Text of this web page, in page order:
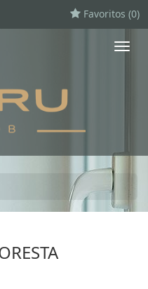
Favoritos (0)